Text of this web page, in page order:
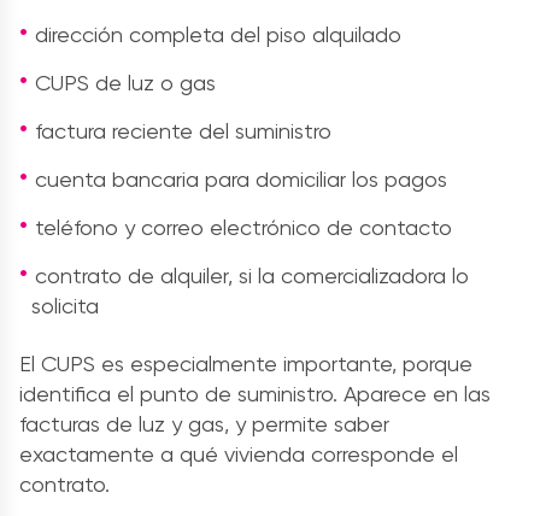
dirección completa del piso alquilado
CUPS de luz o gas
factura reciente del suministro
cuenta bancaria para domiciliar los pagos
teléfono y correo electrónico de contacto
contrato de alquiler, si la comercializadora lo
solicita
El CUPS es especialmente importante, porque
identifica el punto de suministro. Aparece en las
facturas de luz y gas, y permite saber
exactamente a qué vivienda corresponde el
contrato.